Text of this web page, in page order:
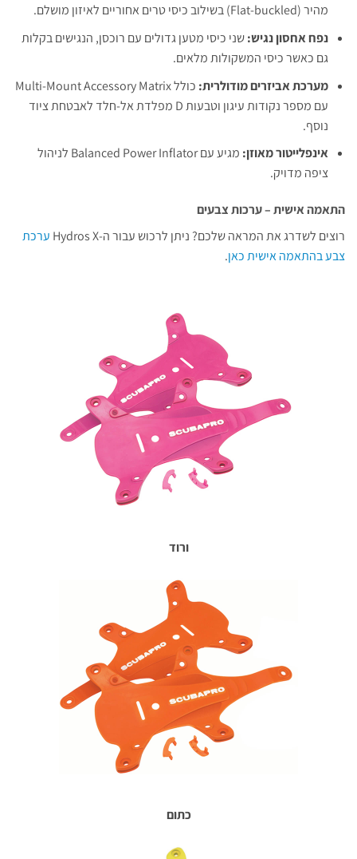
מהיר (Flat-buckled) בשילוב כיסי טרים אחוריים לאיזון מושלם.
נפח אחסון נגיש:שני כיסי מטען גדולים עם רוכסן, הנגישים בקלות
גם כאשר כיסי המשקולות מלאים.
מערכת אביזרים מודולרית:
כולל Multi-Mount Accessory Matrix
עם מספר נקודות עיגון וטבעות D מפלדת אל-חלד לאבטחת ציוד
נוסף.
אינפלייטור מאוזן:
מגיע עם Balanced Power Inflator לניהול
ציפה מדויק.
התאמה אישית – ערכות צבעים
רוצים לשדרג את המראה שלכם? ניתן לרכוש עבור ה-Hydros X
ערכת
צבע בהתאמה אישית כאן.
ורוד
כתום